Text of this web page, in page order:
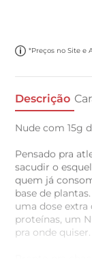
*Preços no Site e
Descrição
Nude com 15g
Pensado pra
sacudir o
quem já
base de
uma dose
proteínas, um
pra onde quiser.
Pronto pra
soja. E o